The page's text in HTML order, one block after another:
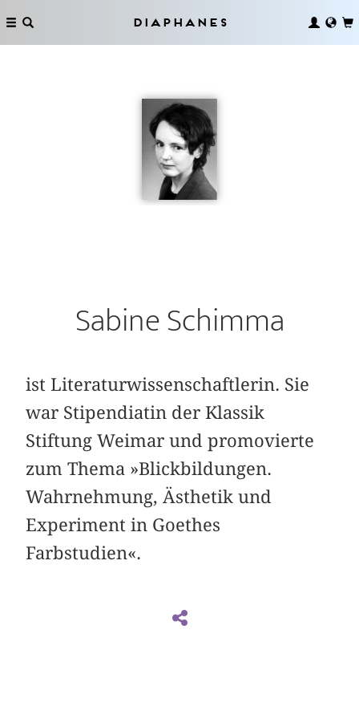
Diaphanes
Sabine Schimma
ist Literaturwissenschaftlerin. Sie
war Stipendiatin der Klassik
Stiftung Weimar und promovierte
zum Thema »Blickbildungen.
Wahrnehmung, Ästhetik und
Experiment in Goethes
Farbstudien«.